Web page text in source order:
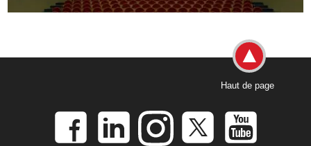
Haut de page